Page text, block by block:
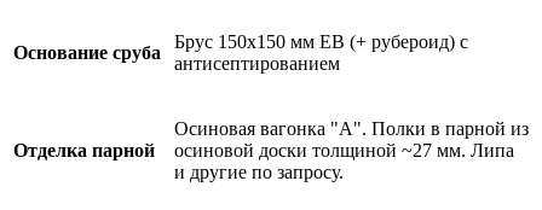
Основание сруба
Брус 150х150 мм ЕВ (+ рубероид) с
антисептированием
Отделка парной
Осиновая вагонка "А". Полки в парной из
осиновой доски толщиной ~27 мм. Липа
и другие по запросу.